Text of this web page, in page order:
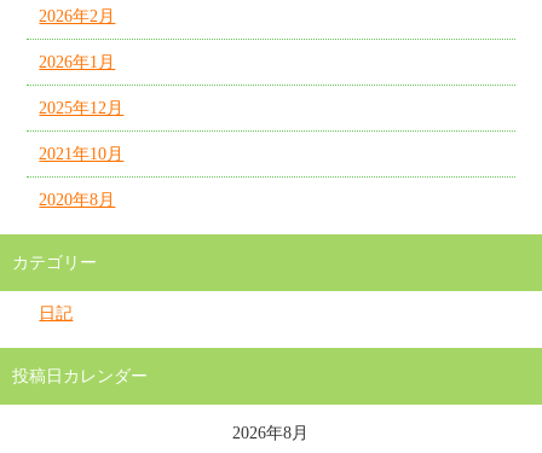
2026年2月
2026年1月
2025年12月
2021年10月
2020年8月
カテゴリー
日記
投稿日カレンダー
2026年8月